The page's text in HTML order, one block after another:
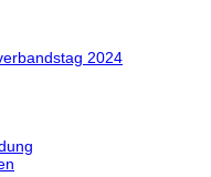
2024